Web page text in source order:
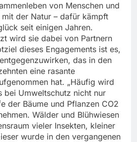
von Menschen und
der Natur – dafür kämpft
seit einigen Jahren.
wird sie dabei von Partnern
dieses Engagements ist es,
das in den
eine rasante
hat. „Häufig wird
bei Umweltschutz nicht nur
der Bäume und Pflanzen CO2
Wälder und Blühwiesen
vieler Insekten, kleiner
wurde in den vergangenen